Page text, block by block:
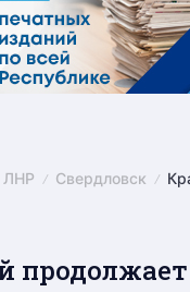
ЛНР Свердловск